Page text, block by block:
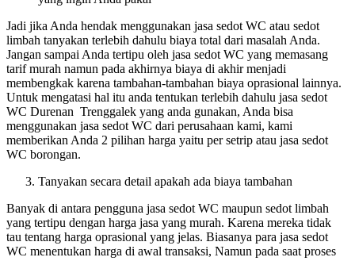
Jadi jika Anda hendak menggunakan jasa sedot WC atau sedot
limbah tanyakan terlebih dahulu biaya total dari masalah Anda.
Jangan sampai Anda tertipu oleh jasa sedot WC yang memasang
tarif murah namun pada akhirnya biaya di akhir menjadi
membengkak karena tambahan-tambahan biaya oprasional lainnya.
Untuk mengatasi hal itu anda tentukan terlebih dahulu jasa sedot
WC Durenan Trenggalek yang anda gunakan, Anda bisa
menggunakan jasa sedot WC dari perusahaan kami, kami
memberikan Anda 2 pilihan harga yaitu per setrip atau jasa sedot
WC borongan.
Tanyakan secara detail apakah ada biaya tambahan
Banyak di antara pengguna jasa sedot WC maupun sedot limbah
yang tertipu dengan harga jasa yang murah. Karena mereka tidak
tau tentang harga oprasional yang jelas. Biasanya para jasa sedot
WC menentukan harga di awal transaksi, Namun pada saat proses